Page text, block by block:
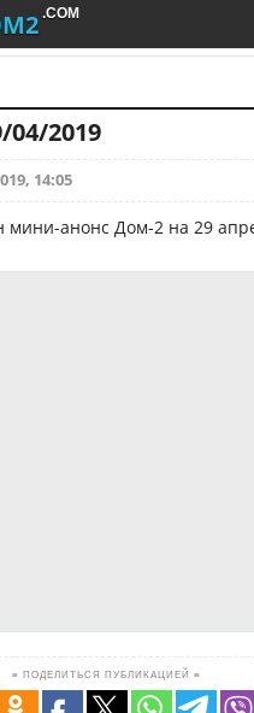
.COM
04/2019
14:05
мини-анонс Дом-2 на 29
≡ ПОДЕЛИТЬСЯ ПУБЛИКАЦИЕЙ ≡